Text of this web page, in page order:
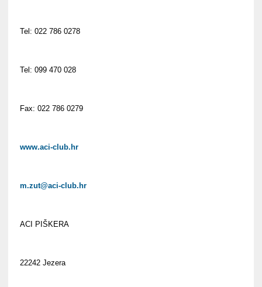
Tel: 022 786 0278
Tel: 099 470 028
Fax: 022 786 0279
www.aci-club.hr
m.zut@aci-club.hr
ACI PIŠKERA
22242 Jezera